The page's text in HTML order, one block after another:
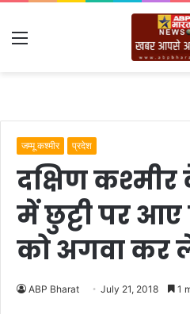
Menu
जम्मू कश्मीर प्रदेश
दक्षिण
में छुट्टी पर
को अगवा कर
ABP Bharat July 21, 2018 1